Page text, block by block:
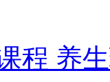
程 养